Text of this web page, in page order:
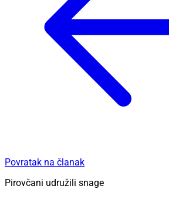
Povratak na članak
Pirovčani udružili snage